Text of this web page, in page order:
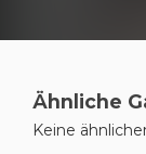
Ähnliche
Keine